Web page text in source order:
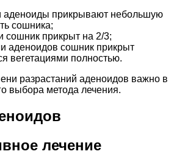
аденоиды прикрывают небольшую
сошника;
сошник прикрыт на 2/3;
аденоидов сошник прикрыт
вегетациями полностью.
разрастаний аденоидов важно в
выбора метода лечения.
лечение